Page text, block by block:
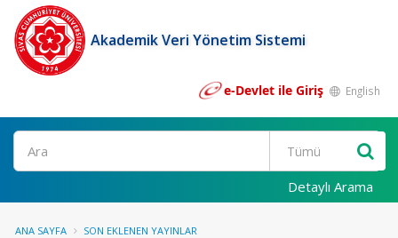
Akademik Veri Yönetim Sistemi
e-Devlet ile Giriş English
Ara
Detaylı Arama
ANA SAYFA SON EKLENEN YAYINLAR